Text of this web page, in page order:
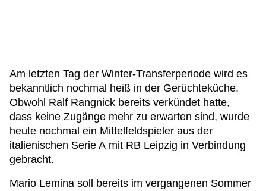
Am letzten Tag der Winter-Transferperiode wird es
bekanntlich nochmal heiß in der Gerüchteküche.
Obwohl Ralf Rangnick bereits verkündet hatte,
dass keine Zugänge mehr zu erwarten sind, wurde
heute nochmal ein Mittelfeldspieler aus der
italienischen Serie A mit RB Leipzig in Verbindung
gebracht.
Mario Lemina soll bereits im vergangenen Sommer